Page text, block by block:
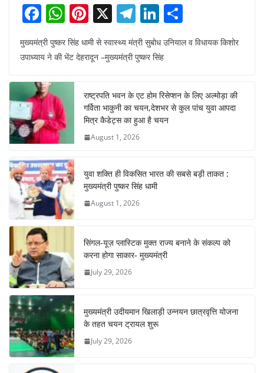
F
a
c
b
o
o
k
W
h
at
A
p
p
Pi
nt
er
e
st
X T
el
e
gr
a
m
Li
n
k
dI
n
ar
मुख्यमंत्री पुष्कर सिंह धामी से स्वास्थ्य मंत्री सुबोध उनियाल व विधायक किशोर
उपाध्याय ने की भेंट देहरादून –मुख्यमंत्री पुष्कर सिंह
राष्ट्रपति भवन के एट होम रिसेप्शन के लिए अल्मोड़ा की
गर्विता भाकुनी का चयन,देशभर से कुल पांच युवा आपदा
मित्र कैडेट्स का हुआ है चयन
August 1, 2026
युवा शक्ति ही विकसित भारत की सबसे बड़ी ताकत :
मुख्यमंत्री पुष्कर सिंह धामी
August 1, 2026
सिंगल-यूज़ प्लास्टिक मुक्त राज्य बनाने के संकल्प को
करना होगा साकार- मुख्यमंत्री
July 29, 2026
मुख्यमंत्री उदीयमान खिलाड़ी उन्नयन छात्रवृत्ति योजना
के तहत चयन ट्रायल शुरू
July 29, 2026